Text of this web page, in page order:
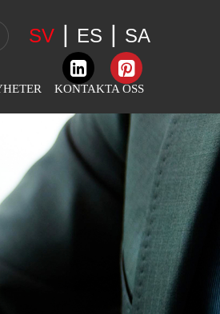
SV | ES | SA
Nyheter
KONTAKTA OSS
Kontaktinformation